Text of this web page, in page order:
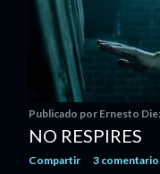
Publicado por Ernesto
NO RESPIRES
Compartir 3